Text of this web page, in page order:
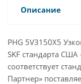
Описание
PHG 5V3150X5
SKF стандарта
соответствует
Партнер»